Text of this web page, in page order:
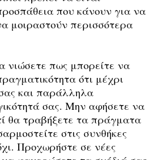
που κάνουν για να
μοιραστούν περισσότερα
νιώσετε πως μπορείτε να
ότι μέχρι
και παράλληλα
σας. Μην αφήσετε να
θα τραβήξετε τα πράγματα
στις συνθήκες
Προχωρήστε σε νέες